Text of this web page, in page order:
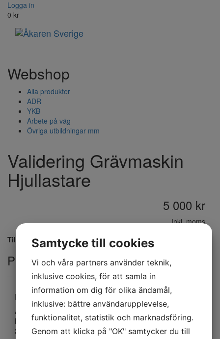
Logga in
0 kr
Webshop
Alla produkter
ADR
YKB
Arbete på väg
Övriga utbildningar mm
Validering Grävmaskin
Hjullastare
5 000 kr
Inkl. moms
Tillfälligt slut
Produktbeskrivning
Kontaktuppgifter
Åkaren Sverige AB
Kronborgsgatan 2 C
252 22 Helsingborg
Samtycke till cookies
Vi och våra partners använder teknik,
inklusive cookies, för att samla in
information om dig för olika ändamål,
inklusive: bättre användarupplevelse,
funktionalitet, statistik och marknadsföring.
Genom att klicka på "OK" samtycker du till